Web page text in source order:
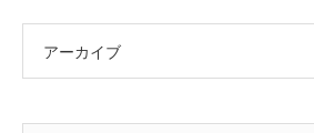
アーカイブ